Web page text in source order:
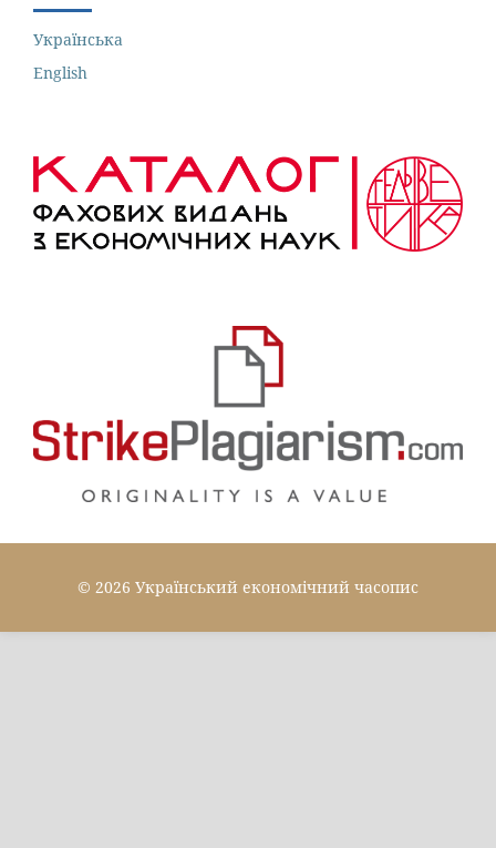
Українська
English
© 2026 Український економічний часопис